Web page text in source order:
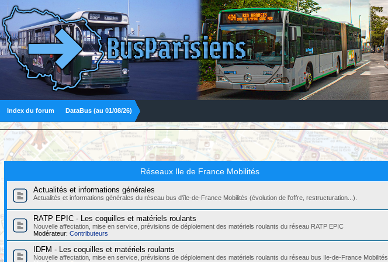
Index du forum DataBus (au 01/08/26)
Réseaux Ile de France Mobilités
Actualités et informations générales
Actualités et informations générales du réseau bus d'île-de-France Mobilités (évolution de l'offre, restructuration...).
RATP EPIC - Les coquilles et matériels roulants
Nouvelle affectation, mise en service, prévisions de déploiement des matériels roulants du réseau RATP EPIC
Modérateur: Contributeurs
IDFM - Les coquilles et matériels roulants
Nouvelle affectation, mise en service, prévisions de déploiement des matériels roulants du réseau bus Ile-de-France Mobilités